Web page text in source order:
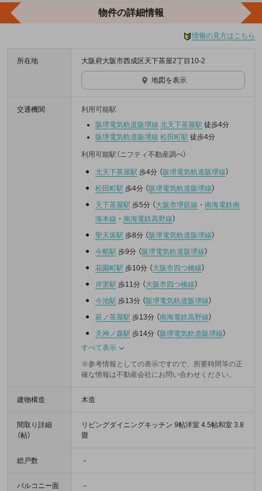
物件の詳細情報
情報の見方はこちら
所在地 大阪府大阪市西成区天下茶屋2丁目10-2
地図を表示
交通機関
利用可能駅
阪堺電気軌道阪堺線 北天下茶屋駅 徒歩4分
阪堺電気軌道阪堺線 松田町駅 徒歩4分
利用可能駅（ニフティ不動産調べ）
北天下茶屋駅 歩4分 （ 阪堺電気軌道阪堺線）
松田町駅 歩4分 （ 阪堺電気軌道阪堺線）
天下茶屋駅 歩5分 （大阪市堺筋線 ・ 南海電鉄南
海本線 ・ 南海電鉄高野線）
聖天坂駅 歩8分 （ 阪堺電気軌道阪堺線）
今船駅 歩9分 （ 阪堺電気軌道阪堺線）
花園町駅 歩10分 （大阪市四つ橋線）
岸里駅 歩11分 （大阪市四つ橋線）
今池駅 歩13分 （ 阪堺電気軌道阪堺線）
萩ノ茶屋駅 歩13分 （南海電鉄高野線）
天神ノ森駅 歩14分 （ 阪堺電気軌道阪堺線）
すべて表示
※参考情報としての表示ですので、所要時間等の正
確な情報は不動産会社にお問い合わせください。
建物構造 木造
間取り詳細
（帖）
リビングダイニングキッチン 9帖洋室 4.5帖和室 3.8
畳
総戸数 －
バルコニー面
－